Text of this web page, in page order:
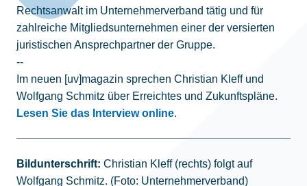
Rechtsanwalt im Unternehmerverband tätig und für
zahlreiche Mitgliedsunternehmen einer der versierten
juristischen Ansprechpartner der Gruppe.
--
Im neuen [uv]magazin sprechen Christian Kleff und
Wolfgang Schmitz über Erreichtes und Zukunftspläne.
Lesen Sie das Interview online.
Bildunterschrift: Christian Kleff (rechts) folgt auf
Wolfgang Schmitz. (Foto: Unternehmerverband)